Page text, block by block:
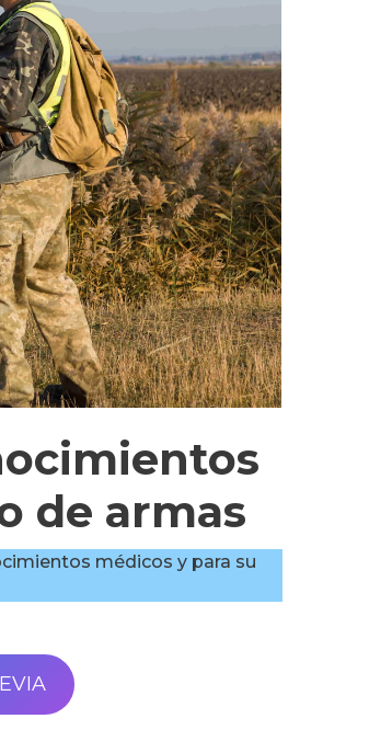
de armas
médicos y para su